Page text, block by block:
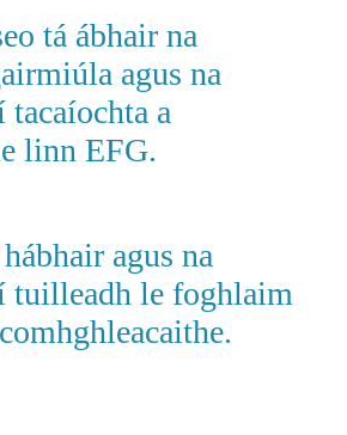
tá ábhair na
agus na
a
linn EFG.
agus na
tuilleadh le foghlaim